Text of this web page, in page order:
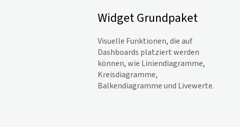
Widget Grundpaket
Visuelle Funktionen, die auf
Dashboards platziert werden
können, wie Liniendiagramme,
Kreisdiagramme,
Balkendiagramme und Livewerte.